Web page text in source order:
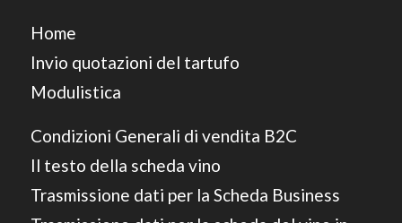
Home
Invio quotazioni del tartufo
Modulistica
Condizioni Generali di vendita B2C
Il testo della scheda vino
Trasmissione dati per la Scheda Business